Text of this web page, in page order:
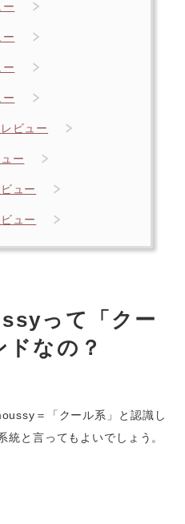
ビュー
ー
ュー
ュー
って「クー
なの？
＝「クール系」と認識し
統と言ってもよいでしょう。